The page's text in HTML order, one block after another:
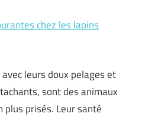
chez les lapins
leurs doux pelages et
sont des animaux
plus prisés. Leur santé